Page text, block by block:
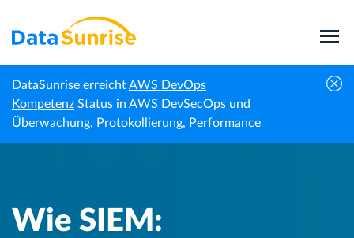
DataSunrise erreichtAWS DevOps
Kompetenz Status in AWS DevSecOps und
Überwachung, Protokollierung, Performance
Startseite Wissenszentrum
Wie SIEM: Sicherheitsinformation und
Ereignismanagement die
Bedrohungserkennung verbessert
Wie SIEM: